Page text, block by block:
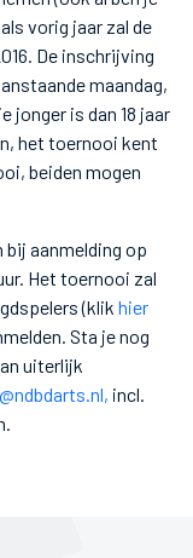
vorig jaar zal de
De inschrijving
maandag,
jonger is dan 18 jaar
het toernooi kent
beiden mogen
aanmelding op
Het toernooi zal
(klik hier
Sta je nog
uiterlijk
incl.